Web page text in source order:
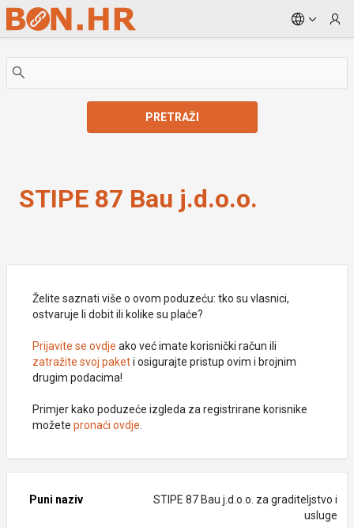
Skip to Main Content
PRETRAŽI
STIPE 87 Bau j.d.o.o.
Želite saznati više o ovom poduzeću: tko su vlasnici,
ostvaruje li dobit ili kolike su plaće?
Prijavite se ovdje ako već imate korisnički račun ili
zatražite svoj paketi osigurajte pristup ovim i brojnim
drugim podacima!
Primjer kako poduzeće izgleda za registrirane korisnike
možete pronaći ovdje
Puni naziv
STIPE 87 Bau j.d.o.o. za graditeljstvo i
usluge